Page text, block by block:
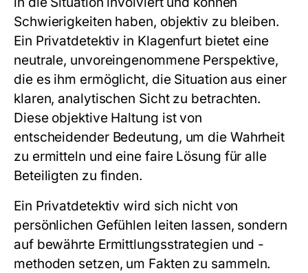
Schwierigkeiten haben, objektiv zu bleiben.
Ein Privatdetektiv in Klagenfurt bietet eine
neutrale, unvoreingenommene Perspektive,
die es ihm ermöglicht, die Situation aus einer
klaren, analytischen Sicht zu betrachten.
Diese objektive Haltung ist von
entscheidender Bedeutung, um die Wahrheit
zu ermitteln und eine faire Lösung für alle
Beteiligten zu finden.
Ein Privatdetektiv wird sich nicht von
persönlichen Gefühlen leiten lassen, sondern
auf bewährte Ermittlungsstrategien und -
methoden setzen, um Fakten zu sammeln.